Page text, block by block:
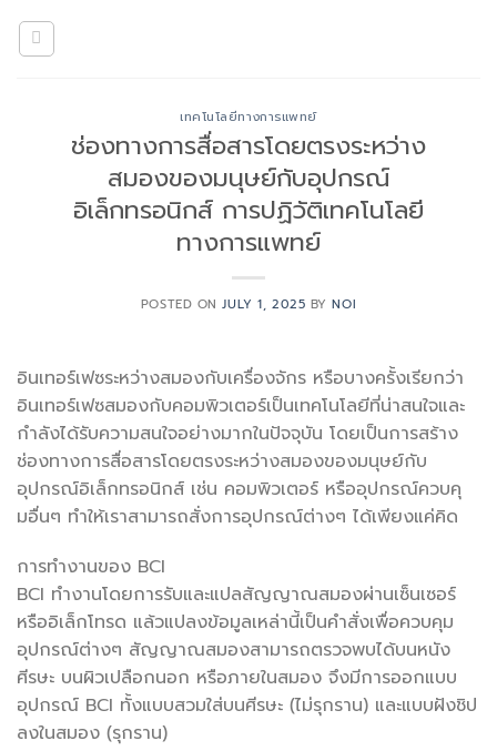
เทคโนโลยีทางการแพทย์
ช่องทางการสื่อสารโดยตรงระหว่าง
สมองของมนุษย์กับอุปกรณ์
อิเล็กทรอนิกส์ การปฏิวัติเทคโนโลยี
ทางการแพทย์
POSTED ONJULY 1, 2025 BYNOI
อินเทอร์เฟซระหว่างสมองกับเครื่องจักร หรือบางครั้งเรียกว่า
อินเทอร์เฟซสมองกับคอมพิวเตอร์เป็นเทคโนโลยีที่น่าสนใจและ
กำลังได้รับความสนใจอย่างมากในปัจจุบัน โดยเป็นการสร้าง
ช่องทางการสื่อสารโดยตรงระหว่างสมองของมนุษย์กับ
อุปกรณ์อิเล็กทรอนิกส์ เช่น คอมพิวเตอร์ หรืออุปกรณ์ควบคุ
มอื่นๆ ทำให้เราสามารถสั่งการอุปกรณ์ต่างๆ ได้เพียงแค่คิด
การทำงานของ BCI
BCI ทำงานโดยการรับและแปลสัญญาณสมองผ่านเซ็นเซอร์
หรืออิเล็กโทรด แล้วแปลงข้อมูลเหล่านี้เป็นคำสั่งเพื่อควบคุม
อุปกรณ์ต่างๆ สัญญาณสมองสามารถตรวจพบได้บนหนัง
ศีรษะ บนผิวเปลือกนอก หรือภายในสมอง จึงมีการออกแบบ
อุปกรณ์ BCI ทั้งแบบสวมใส่บนศีรษะ (ไม่รุกราน) และแบบฝังชิป
ลงในสมอง (รุกราน)